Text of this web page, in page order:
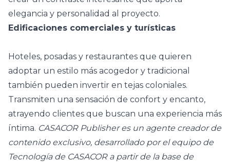
elegancia y personalidad al proyecto.
Edificaciones comerciales y turísticas
Hoteles, posadas y restaurantes que quieren
adoptar un estilo más acogedor y tradicional
también pueden invertir en tejas coloniales.
Transmiten una sensación de confort y encanto,
atrayendo clientes que buscan una experiencia más
íntima. CASACOR Publisher es un agente creador de
contenido exclusivo, desarrollado por el equipo de
Tecnología de CASACOR a partir de la base de